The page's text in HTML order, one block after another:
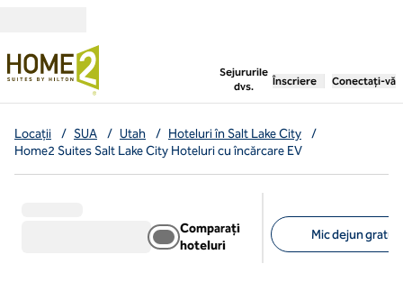
Sejururile
dvs.
, deschide o filă nouă
Înscriere Conectați-vă
Locații / SUA / Utah / Hoteluri în Salt Lake City
/
Home2 Suites Salt Lake City Hoteluri cu încărcare EV
Comparați
hoteluri
Mic dejun gratuit